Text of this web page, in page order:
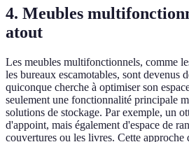
4. Meubles
atout
Les meubles multifonctionnels, comme
les bureaux escamotables, sont devenus
quiconque cherche à optimiser son
seulement une fonctionnalité principale
solutions de stockage. Par exemple, un
d'appoint, mais également d'espace de
couvertures ou les livres. Cette approche